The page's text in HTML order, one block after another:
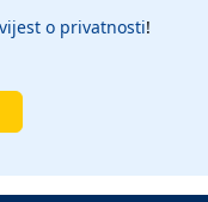
o privatnosti!